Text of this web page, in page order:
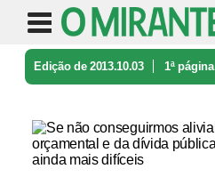
Edição de 2013.10.03 1ª página